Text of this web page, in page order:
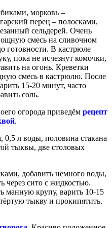
морковь –
перец – полосками,
сельдерей. Очень
смесь на сливочном
готовности. В кастрюле
пока не исчезнут комочки,
на огонь. Креветки
смесь в кастрюлю. После
15-20 минут, часто
соль.
огорода приведём рецепт
.
0,5 л воды, половина стакана
тыквы, две столовых
добавить немного воды,
через сито с жидкостью.
манную крупу, варить 10-15
тыкву и прокипятить.